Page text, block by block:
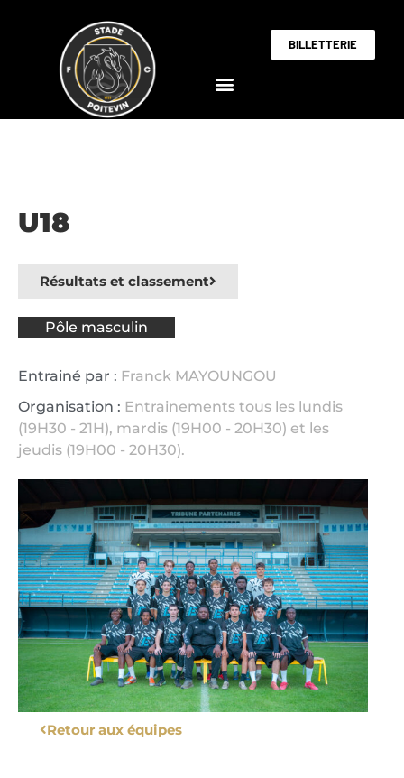
BILLETTERIE
U18
Résultats et classement
Pôle masculin
Entrainé par : Franck MAYOUNGOU
Organisation : Entrainements tous les lundis
(19H30 - 21H), mardis (19H00 - 20H30) et les
jeudis (19H00 - 20H30).
Retour aux équipes